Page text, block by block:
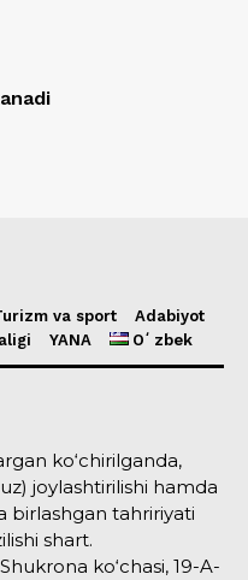
va sport
Adabiyot
YANA Oʻzbek
ko‘chirilganda,
joylashtirilishi hamda
birlashgan tahririyati
shart.
ko‘chasi, 19-A-